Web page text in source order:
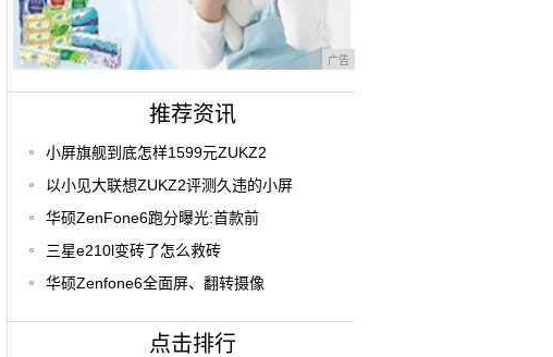
广告
推荐资讯
小屏旗舰到底怎样1599元ZUKZ2
以小见大联想ZUKZ2评测久违的小屏
华硕ZenFone6跑分曝光:首款前
三星e210l变砖了怎么救砖
华硕Zenfone6全面屏、翻转摄像
点击排行